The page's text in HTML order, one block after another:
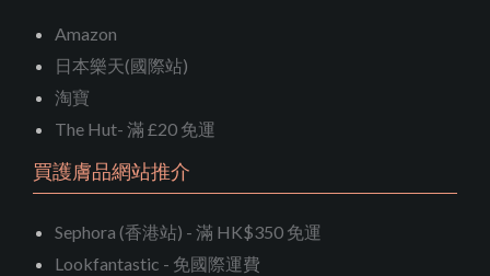
Amazon
日本樂天(國際站)
淘寶
The Hut- 滿 £20 免運
買護膚品網站推介
Sephora (香港站) - 滿 HK$350 免運
Lookfantastic - 免國際運費